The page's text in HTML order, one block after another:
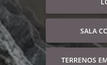
SALA
TERRENOS